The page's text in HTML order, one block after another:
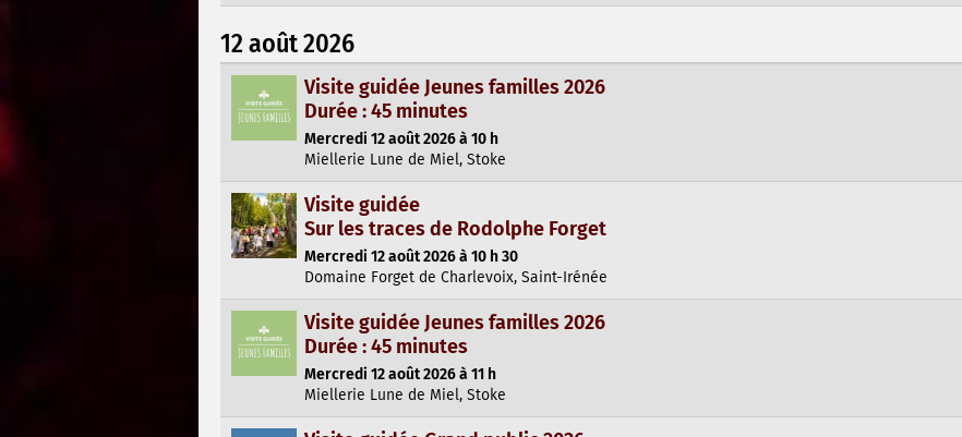
12 août 2026
Visite guidée Jeunes familles 2026
Durée : 45 minutes
Mercredi 12 août 2026 à 10 h
Miellerie Lune de Miel, Stoke
Visite guidée
Sur les traces de Rodolphe Forget
Mercredi 12 août 2026 à 10 h 30
Domaine Forget de Charlevoix, Saint-Irénée
Visite guidée Jeunes familles 2026
Durée : 45 minutes
Mercredi 12 août 2026 à 11 h
Miellerie Lune de Miel, Stoke